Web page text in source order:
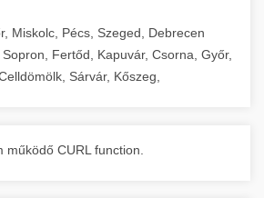
Miskolc, Pécs, Szeged, Debrecen
Fertőd, Kapuvár, Csorna, Győr,
Sárvár, Kőszeg,
működő CURL function.